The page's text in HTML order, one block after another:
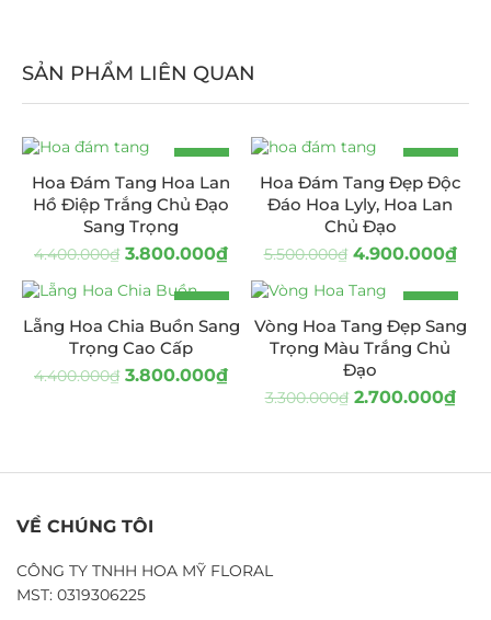
SẢN PHẨM LIÊN QUAN
-14%
Hoa Đám Tang Hoa Lan
Hồ Điệp Trắng Chủ Đạo
Sang Trọng
4.400.000₫ 3.800.000₫
-11%
Hoa Đám Tang Đẹp Độc
Đáo Hoa Lyly, Hoa Lan
Chủ Đạo
5.500.000₫ 4.900.000₫
-14%
Lẵng Hoa Chia Buồn Sang
Trọng Cao Cấp
4.400.000₫ 3.800.000₫
-18%
Vòng Hoa Tang Đẹp Sang
Trọng Màu Trắng Chủ
Đạo
3.300.000₫ 2.700.000₫
VỀ CHÚNG TÔI
CÔNG TY TNHH HOA MỸ FLORAL
MST: 0319306225